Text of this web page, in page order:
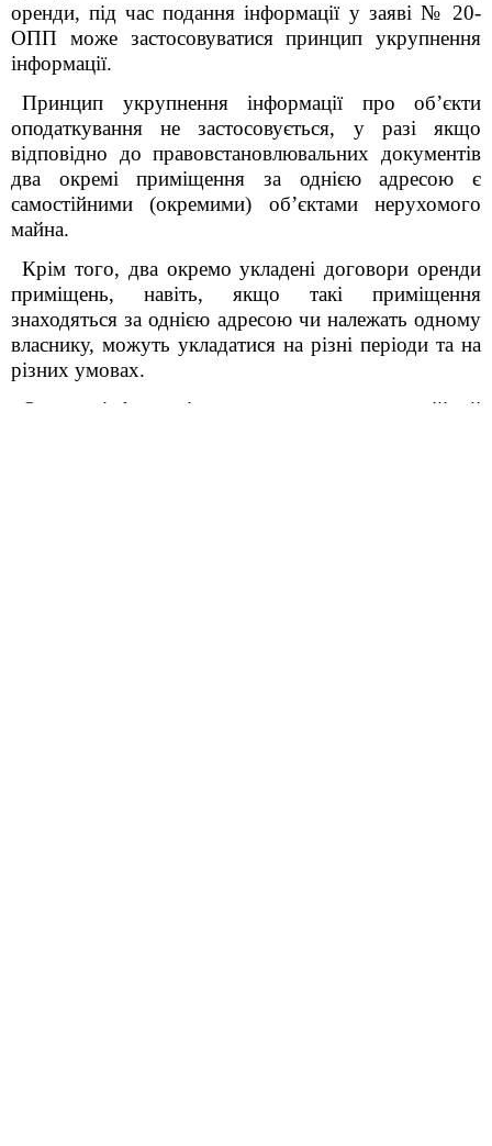
оренди, під час подання інформації у заяві № 20-
ОПП може застосовуватися принцип укрупнення
інформації.
Принцип укрупнення інформації про об’єкти
оподаткування не застосовується, у разі якщо
відповідно до правовстановлювальних документів
два окремі приміщення за однією адресою є
самостійними (окремими) об’єктами нерухомого
майна.
Крім того, два окремо укладені договори оренди
приміщень, навіть, якщо такі приміщення
знаходяться за однією адресою чи належать одному
власнику, можуть укладатися на різні періоди та на
різних умовах.
Отже, інформація про кожен самостійний